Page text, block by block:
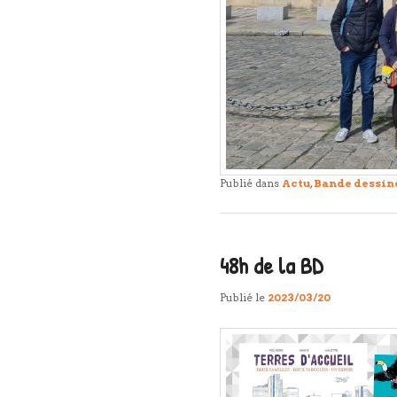
Publié dans Actu, Bande
48h de la BD
Publié le 2023/03/20